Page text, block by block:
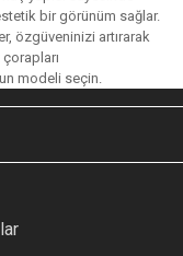
bir görünüm sağlar.
özgüveninizi artırarak
modeli seçin.